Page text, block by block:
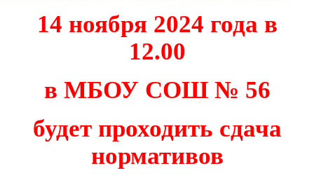
14 ноября 2024 года в
12.00
в МБОУ СОШ № 56
будет проходить сдача
нормативов